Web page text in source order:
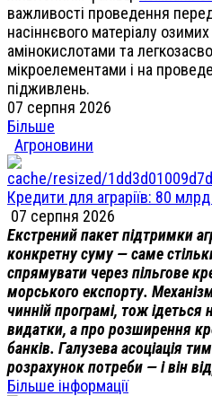
важливості проведення
насіннєвого матеріалу
амінокислотами та
мікроелементами і на
підживлень.
07 серпня 2026
Більше
Агроновини
Кредити для аграріїв: 80
07 серпня 2026
Екстрений пакет підтримки
конкретну суму — саме
спрямувати через пільгове
морського експорту.
чинній програмі, тож ідеться
видатки, а про розширення
банків. Галузева асоціація
розрахунок потреби — і він
Більше інформації